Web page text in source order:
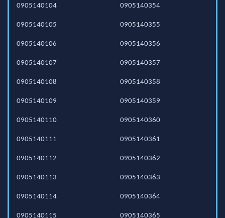
0905140104
0905140105
0905140106
0905140107
0905140108
0905140109
0905140110
0905140111
0905140112
0905140113
0905140114
0905140115
0905140354
0905140355
0905140356
0905140357
0905140358
0905140359
0905140360
0905140361
0905140362
0905140363
0905140364
0905140365